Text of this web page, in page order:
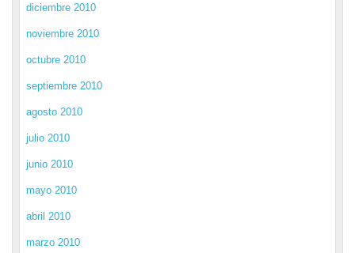
diciembre 2010
noviembre 2010
octubre 2010
septiembre 2010
agosto 2010
julio 2010
junio 2010
mayo 2010
abril 2010
marzo 2010